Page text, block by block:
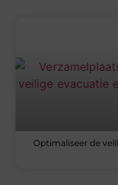
Optimaliseer de